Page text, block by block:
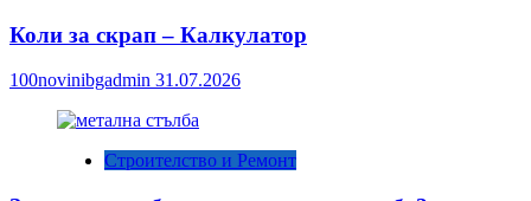
Коли за скрап – Калкулатор
100novinibgadmin 31.07.2026
Строителство и Ремонт